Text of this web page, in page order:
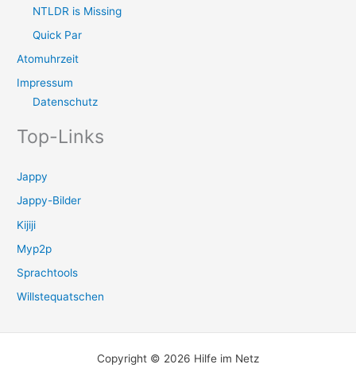
NTLDR is Missing
Quick Par
Atomuhrzeit
Impressum
Datenschutz
Top-Links
Jappy
Jappy-Bilder
Kijiji
Myp2p
Sprachtools
Willstequatschen
Copyright © 2026 Hilfe im Netz